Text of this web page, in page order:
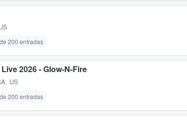
200 entradas
2026 - Glow-N-Fire
US
200 entradas